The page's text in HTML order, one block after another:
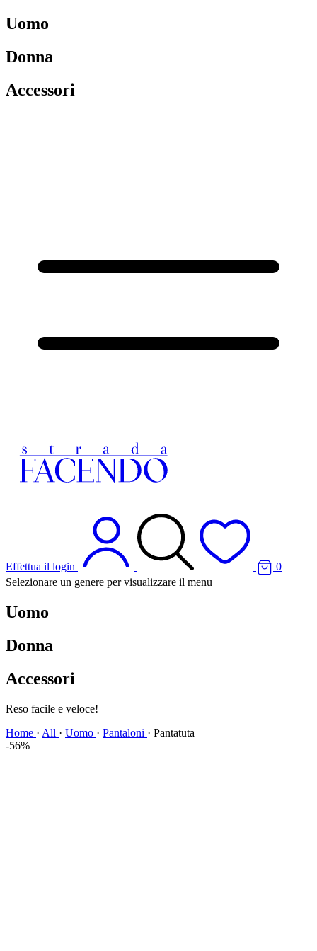
Uomo
Donna
Accessori
Effettua il login
0
Selezionare un genere per visualizzare il menu
Uomo
Donna
Accessori
Spedizione veloce!
Home · All · Uomo · Pantaloni · Pantatuta
-56%